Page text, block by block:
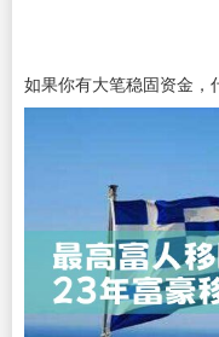
如果你有大笔稳固资金，